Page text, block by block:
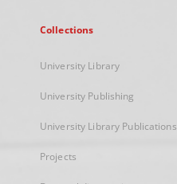
Collections
University Library
University Publishing
University Library Publications
Projects